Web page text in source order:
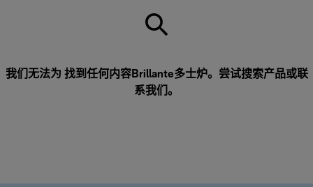
我们无法为 找到任何内容Brillante多士炉。尝试搜索产品或联
系我们 。